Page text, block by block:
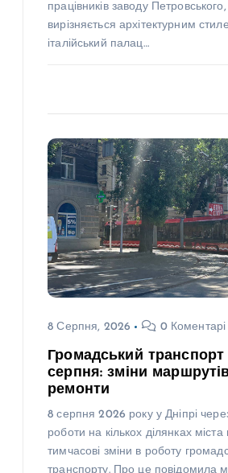
працівників заводу
вирізняється архітектурним
італійський палац…
8 Серпня, 2026 0 Коментарі
Громадський транспорт
серпня: зміни
ремонти
8 серпня 2026 року у Дніпрі
роботи на кількох ділянках
тимчасові зміни в роботу
транспорту. Про це повідомила